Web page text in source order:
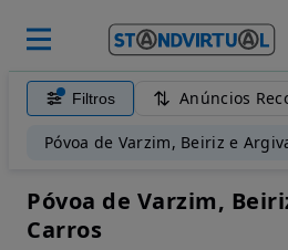
Filtros Anúncios
Póvoa de Varzim, Beiriz e
Póvoa de Varzim,
Carros